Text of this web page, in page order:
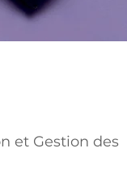
et Gestion des